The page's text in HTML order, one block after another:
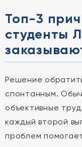
Топ-3
студенты
Решение
спонтанным.
объективные
каждый второй
проблем